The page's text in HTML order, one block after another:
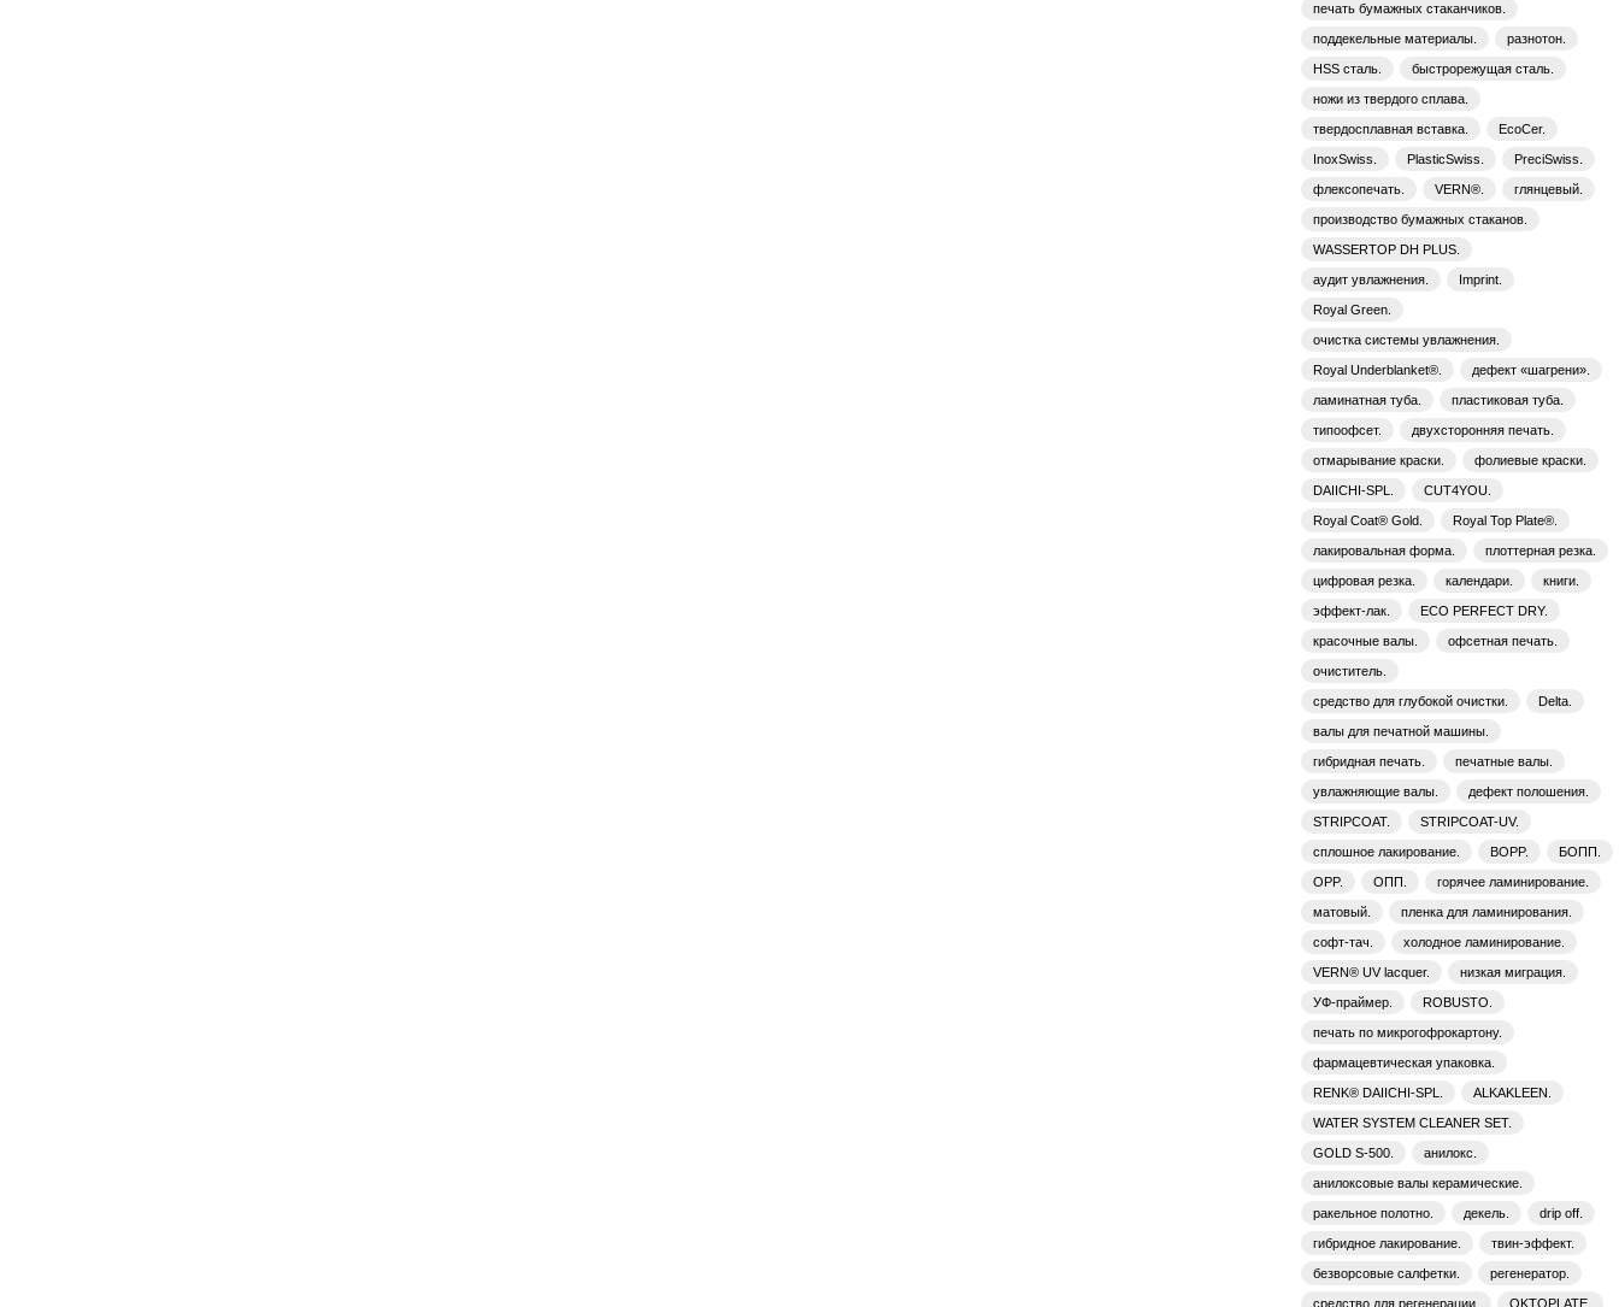
печать бумажных стаканчиков.
поддекельные материалы. разнотон.
HSS сталь. быстрорежущая сталь.
ножи из твердого сплава.
твердосплавная вставка. EcoCer.
InoxSwiss. PlasticSwiss. PreciSwiss.
флексопечать. VERN®. глянцевый.
производство бумажных стаканов.
WASSERTOP DH PLUS.
аудит увлажнения. Imprint.
Royal Green.
очистка системы увлажнения.
Royal Underblanket®. дефект «шагрени».
ламинатная туба. пластиковая туба.
типоофсет. двухсторонняя печать.
отмарывание краски. фолиевые краски.
DAIICHI-SPL. CUT4YOU.
Royal Coat® Gold. Royal Top Plate®.
лакировальная форма. плоттерная резка.
цифровая резка. календари. книги.
эффект-лак. ECO PERFECT DRY.
красочные валы. офсетная печать.
очиститель.
средство для глубокой очистки. Delta.
валы для печатной машины.
гибридная печать. печатные валы.
увлажняющие валы. дефект полошения.
STRIPCOAT. STRIPCOAT-UV.
сплошное лакирование. BOPP. БОПП.
OPP. ОПП. горячее ламинирование.
матовый. пленка для ламинирования.
софт-тач. холодное ламинирование.
VERN® UV lacquer. низкая миграция.
УФ-праймер. ROBUSTO.
печать по микрогофрокартону.
фармацевтическая упаковка.
RENK® DAIICHI-SPL. ALKAKLEEN.
WATER SYSTEM CLEANER SET.
GOLD S-500. анилокс.
анилоксовые валы керамические.
ракельное полотно. декель. drip off.
гибридное лакирование. твин-эффект.
безворсовые салфетки. регенератор.
средство для регенерации. OKTOPLATE.